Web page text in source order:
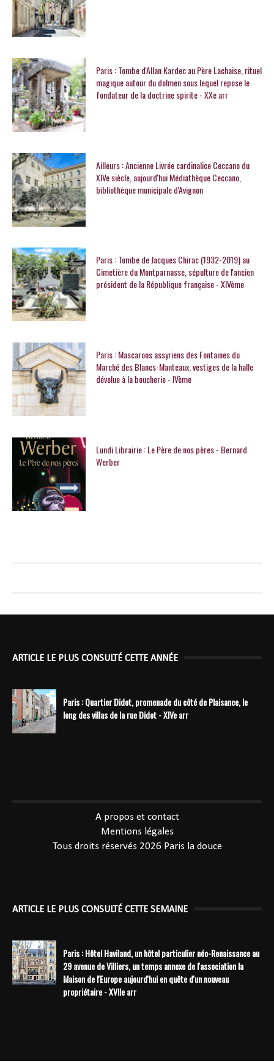
Paris : Tombe d'Allan Kardec au Père Lachaise, rituel
magique autour du dolmen sous lequel repose le
fondateur de la doctrine spirite - XXe arr
Ailleurs : Ancienne Livrée cardinalice Ceccano du
XIVe siècle, aujourd'hui Médiathèque Ceccano,
bibliothèque municipale d'Avignon
Paris : Tombe de Jacques Chirac (1932-2019) au
Cimetière du Montparnasse, sépulture de l'ancien
président de la République française - XIVème
Paris : Mascarons assyriens des Fontaines du
Marché des Blancs-Manteaux, vestiges de la halle
dévolue à la boucherie - IVème
Lundi Librairie : Le Père de nos pères - Bernard
Werber
ARTICLE LE PLUS CONSULTÉ CETTE ANNÉE
Paris : Quartier Didot, promenade du côté de Plaisance, le
long des villas de la rue Didot - XIVe arr
A propos et contact
Mentions légales
Tous droits réservés 2026 Paris la douce
ARTICLE LE PLUS CONSULTÉ CETTE SEMAINE
Paris : Hôtel Haviland, un hôtel particulier néo-Renaissance au
29 avenue de Villiers, un temps annexe de l'association la
Maison de l'Europe aujourd'hui en quête d'un nouveau
propriétaire - XVIIe arr